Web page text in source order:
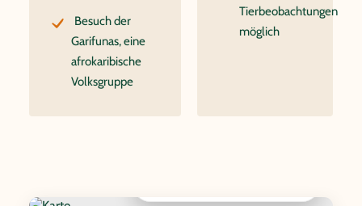
Besuch der
Garifunas, eine
afrokaribische
Volksgruppe
Tierbeobachtungen
möglich